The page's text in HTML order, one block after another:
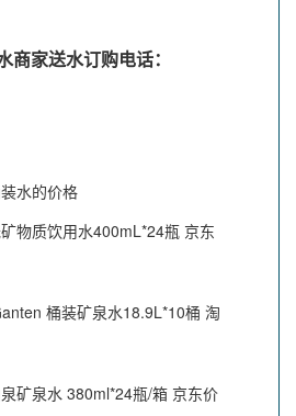
商家送水订购电话：
水的价格
物质饮用水400mL*24瓶 京东
桶装矿泉水18.9L*10桶 淘
矿泉水 380ml*24瓶/箱 京东价